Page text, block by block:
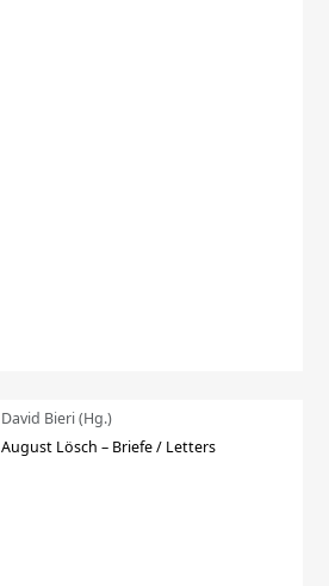
David Bieri (Hg.)
August Lösch – Briefe / Letters